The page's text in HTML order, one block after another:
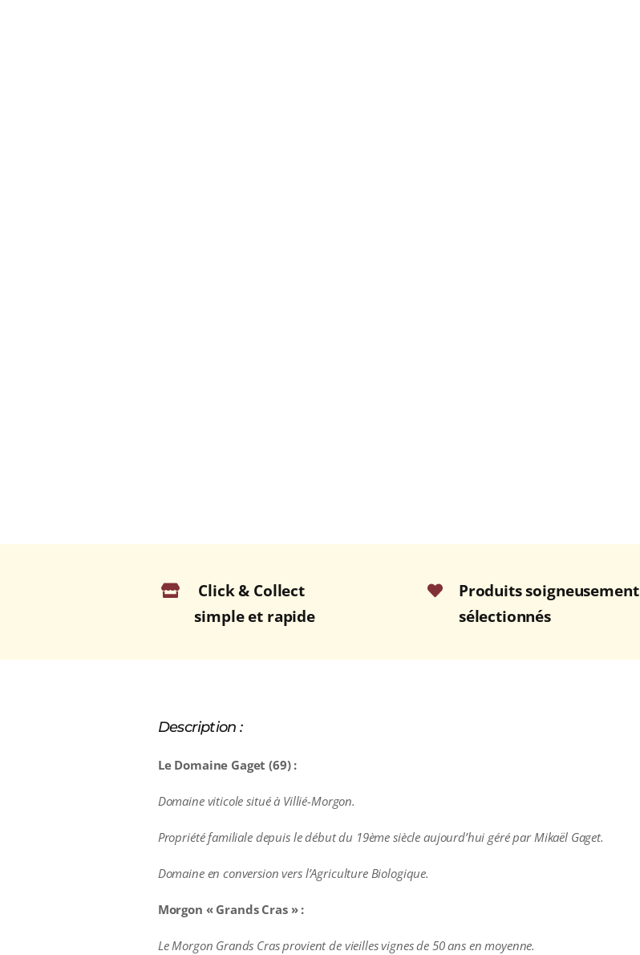
Click & Collect
simple et rapide
Produits soigneusement
sélectionnés
Description :
Le Domaine Gaget (69) :
Domaine viticole situé à Villié-Morgon.
Propriété familiale depuis le début du 19ème siècle aujourd’hui géré par Mikaël Gaget.
Domaine en conversion vers l’Agriculture Biologique.
Morgon « Grands Cras » :
Le Morgon Grands Cras provient de vieilles vignes de 50 ans en moyenne.